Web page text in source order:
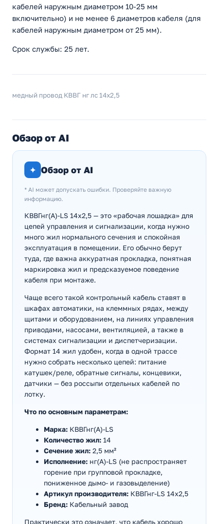
кабелей наружным диаметром 10-25 мм
включительно) и не менее 6 диаметров кабеля (для
кабелей наружным диаметром от 25 мм).
Срок службы: 25 лет.
медный провод КВВГ нг лс 14x2,5
Обзор от AI
✦ Обзор от AI
* AI может допускать ошибки. Проверяйте важную
информацию.
КВВГнг(А)-LS 14х2,5 — это «рабочая лошадка» для
цепей управления и сигнализации, когда нужно
много жил нормального сечения и спокойная
эксплуатация в помещении. Его обычно берут
туда, где важна аккуратная прокладка, понятная
маркировка жил и предсказуемое поведение
кабеля при монтаже.
Чаще всего такой контрольный кабель ставят в
шкафах автоматики, на клеммных рядах, между
щитами и оборудованием, на линиях управления
приводами, насосами, вентиляцией, а также в
системах сигнализации и диспетчеризации.
Формат 14 жил удобен, когда в одной трассе
нужно собрать несколько цепей: питание
катушек/реле, обратные сигналы, концевики,
датчики — без россыпи отдельных кабелей по
лотку.
Что по основным параметрам:
Марка: КВВГнг(А)-LS
Количество жил: 14
Сечение жил: 2,5 мм²
Исполнение: нг(А)-LS (не распространяет
горение при групповой прокладке,
пониженное дымо- и газовыделение)
Артикул производителя: КВВГнг-LS 14х2,5
Бренд: Кабельный завод
Практически это означает, что кабель хорошо